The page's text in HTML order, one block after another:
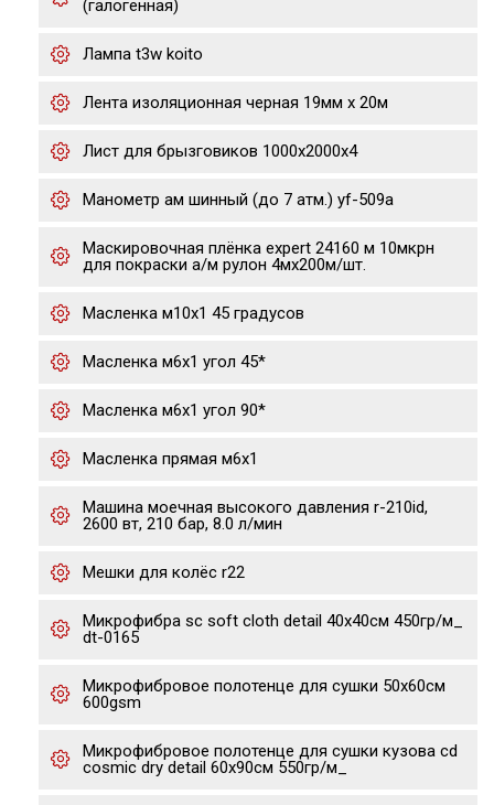
(галогенная)
Лампа t3w koito
Лента изоляционная черная 19мм х 20м
Лист для брызговиков 1000х2000х4
Манометр ам шинный (до 7 атм.) yf-509a
Маскировочная плёнка expert 24160 м 10мкрн
для покраски а/м рулон 4мх200м/шт.
Масленка м10х1 45 градусов
Масленка м6х1 угол 45*
Масленка м6х1 угол 90*
Масленка прямая м6х1
Машина моечная высокого давления r-210id,
2600 вт, 210 бар, 8.0 л/мин
Мешки для колёс r22
Микрофибра sc soft cloth detail 40х40см 450гр/м_
dt-0165
Микрофибровое полотенце для сушки 50x60см
600gsm
Микрофибровое полотенце для сушки кузова cd
cosmic dry detail 60х90см 550гр/м_